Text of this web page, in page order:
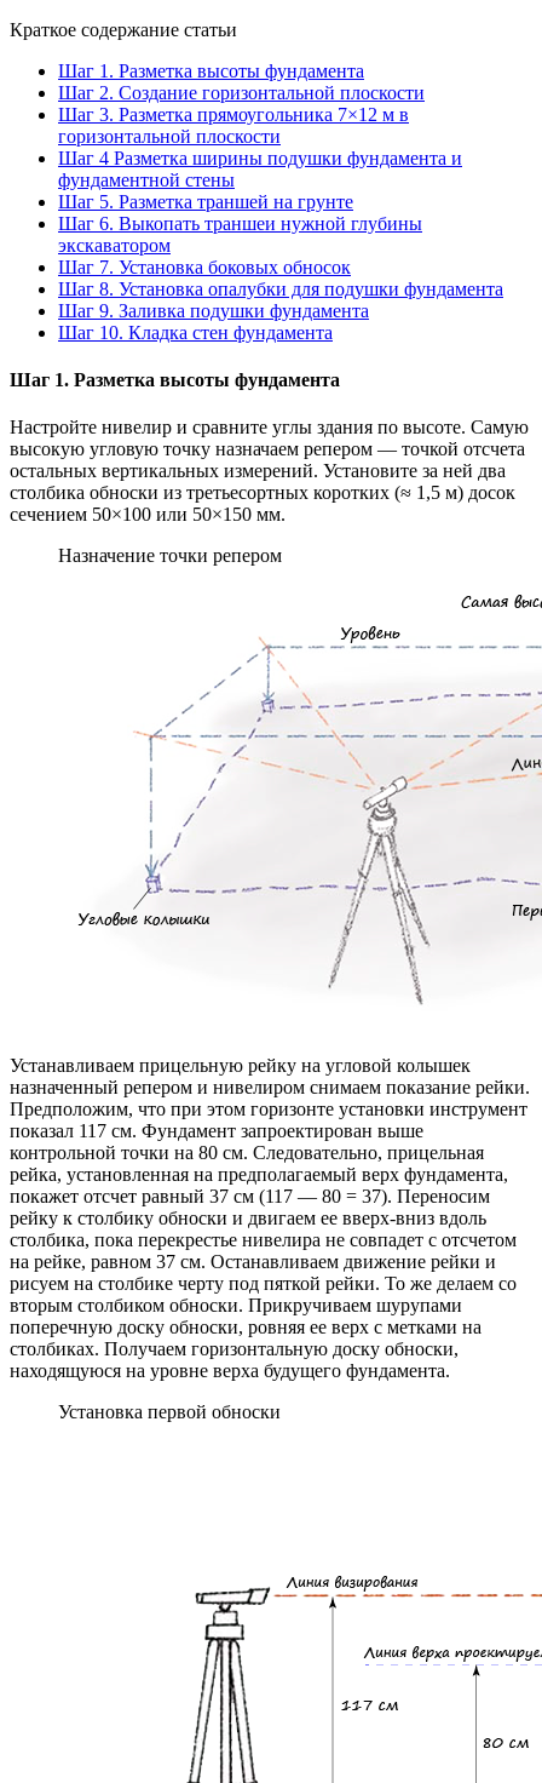
Краткое содержание статьи
Шаг 1. Разметка высоты фундамента
Шаг 2. Создание горизонтальной плоскости
Шаг 3. Разметка прямоугольника 7×12 м в
горизонтальной плоскости
Шаг 4 Разметка ширины подушки фундамента и
фундаментной стены
Шаг 5. Разметка траншей на грунте
Шаг 6. Выкопать траншеи нужной глубины
экскаватором
Шаг 7. Установка боковых обносок
Шаг 8. Установка опалубки для подушки фундамента
Шаг 9. Заливка подушки фундамента
Шаг 10. Кладка стен фундамента
Шаг 1. Разметка высоты фундамента
Настройте нивелир и сравните углы здания по высоте. Самую
высокую угловую точку назначаем репером — точкой отсчета
остальных вертикальных измерений. Установите за ней два
столбика обноски из третьесортных коротких (≈ 1,5 м) досок
сечением 50×100 или 50×150 мм.
Назначение точки репером
Устанавливаем прицельную рейку на угловой колышек
назначенный репером и нивелиром снимаем показание рейки.
Предположим, что при этом горизонте установки инструмент
показал 117 см. Фундамент запроектирован выше
контрольной точки на 80 см. Следовательно, прицельная
рейка, установленная на предполагаемый верх фундамента,
покажет отсчет равный 37 см (117 — 80 = 37). Переносим
рейку к столбику обноски и двигаем ее вверх-вниз вдоль
столбика, пока перекрестье нивелира не совпадет с отсчетом
на рейке, равном 37 см. Останавливаем движение рейки и
рисуем на столбике черту под пяткой рейки. То же делаем со
вторым столбиком обноски. Прикручиваем шурупами
поперечную доску обноски, ровняя ее верх с метками на
столбиках. Получаем горизонтальную доску обноски,
находящуюся на уровне верха будущего фундамента.
Установка первой обноски